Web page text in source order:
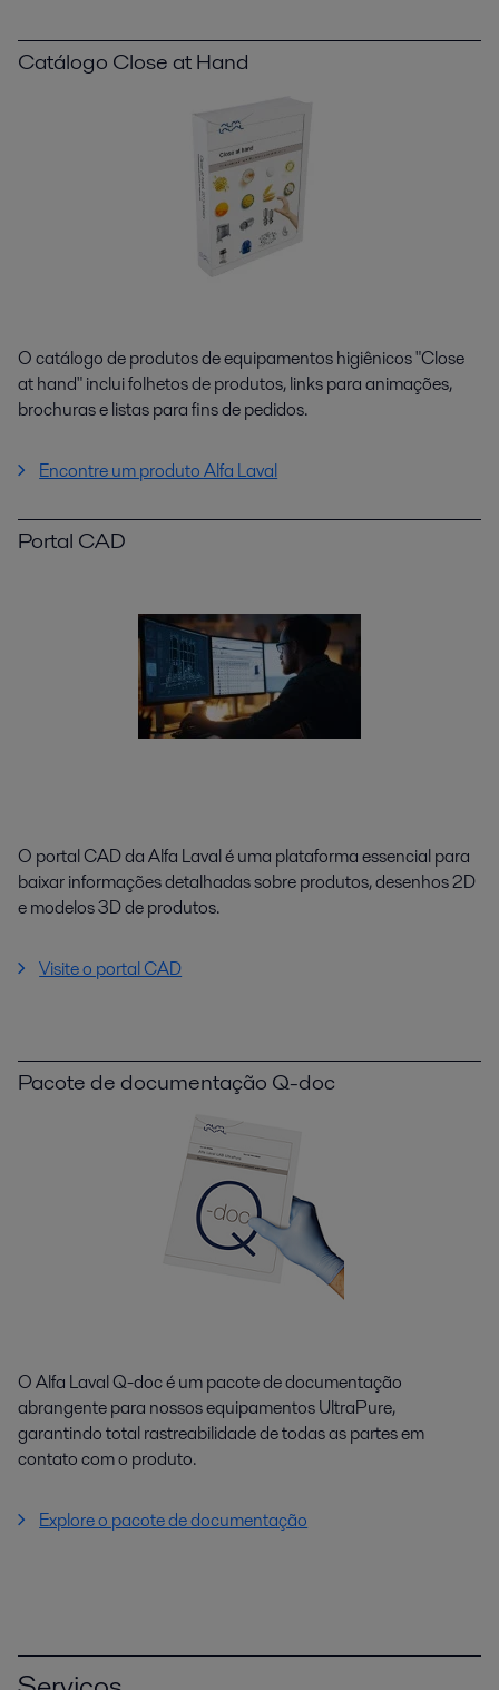
Catálogo Close at Hand
O catálogo de produtos de equipamentos higiênicos "Close
at hand" inclui folhetos de produtos, links para animações,
brochuras e listas para fins de pedidos.
Encontre um produto Alfa Laval
Portal CAD
O portal CAD da Alfa Laval é uma plataforma essencial para
baixar informações detalhadas sobre produtos, desenhos 2D
e modelos 3D de produtos.
Visite o portal CAD
Pacote de documentação Q-doc
O Alfa Laval Q-doc é um pacote de documentação
abrangente para nossos equipamentos UltraPure,
garantindo total rastreabilidade de todas as partes em
contato com o produto.
Explore o pacote de documentação